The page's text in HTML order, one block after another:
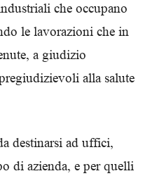
che occupano
le lavorazioni che in
a giudizio
alla salute
destinarsi ad uffici,
di azienda, e per quelli